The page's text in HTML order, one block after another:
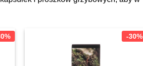
-30%